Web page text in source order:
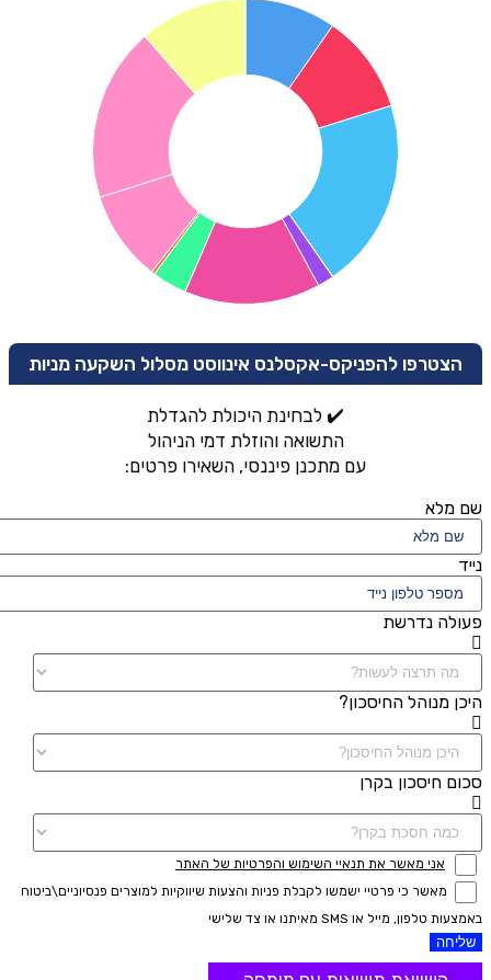
הצטרפו להפניקס-אקסלנס אינווסט מסלול השקעה מניות
✔️ לבחינת היכולת להגדלת
התשואה והוזלת דמי הניהול
עם מתכנן פיננסי, השאירו פרטים:
שם מלא
נייד
פעולה נדרשת
היכן מנוהל החיסכון?
סכום חיסכון בקרן
אני מאשר את תנאיי השימוש והפרטיות של האתר
מאשר כי פרטיי ישמשו לקבלת פניות והצעות שיווקיות למוצרים פנסיוניים\ביטוח
באמצעות טלפון, מייל או SMS מאיתנו או צד שלישי
שליחה